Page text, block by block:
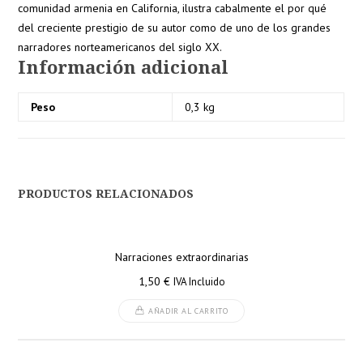
comunidad armenia en California, ilustra cabalmente el por qué
del creciente prestigio de su autor como de uno de los grandes
narradores norteamericanos del siglo XX.
Información adicional
Peso 0,3 kg
PRODUCTOS RELACIONADOS
Narraciones extraordinarias
1,50 € IVA Incluido
AÑADIR AL CARRITO